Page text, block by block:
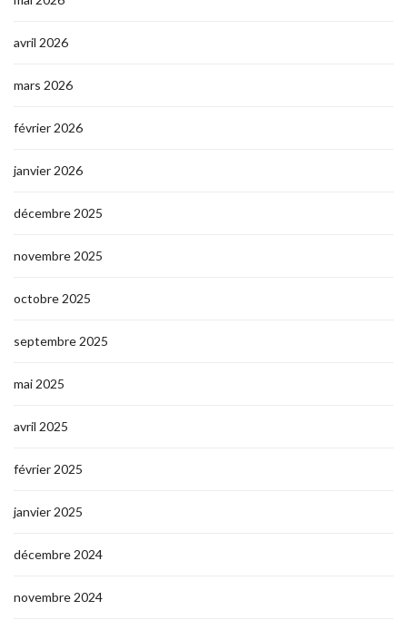
avril 2026
mars 2026
février 2026
janvier 2026
décembre 2025
novembre 2025
octobre 2025
septembre 2025
mai 2025
avril 2025
février 2025
janvier 2025
décembre 2024
novembre 2024